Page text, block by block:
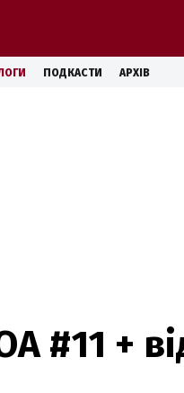
ПОДКАСТИ АРХІВ
#11 +